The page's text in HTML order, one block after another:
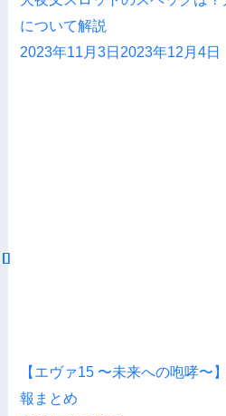
について解説
2023年11月3日 2023年12月4日
【エヴァ15 〜未来への咆哮〜
報まとめ